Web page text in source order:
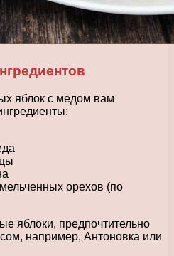
яблок с медом вам
орехов (по
яблоки, предпочтительно
например, Антоновка или